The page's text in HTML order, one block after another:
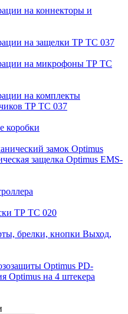
на коннекторы и
на защелки ТР ТС 037
на микрофоны ТР ТС
на комплекты
ТР ТС 037
коробки
замок Optimus
защелка Optimus EMS-
ТР ТС 020
брелки, кнопки Выход,
Optimus PD-
Optimus на 4 штекера